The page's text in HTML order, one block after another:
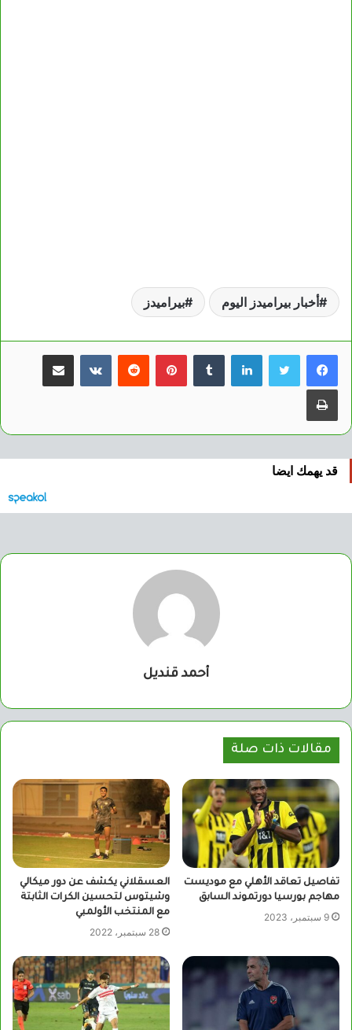
أخبار بيراميدز اليوم بيراميدز
لينكدإن بينتيريست مشاركة عبر البريد
طباعة
قد يهمك ايضا
أحمد قنديل
مقالات ذات صلة
تفاصيل تعاقد الأهلي مع موديست
مهاجم بورسيا دورتموند السابق
9 سبتمبر، 2023
العسقلاني يكشف عن دور ميكالي
وشيتوس لتحسين الكرات الثابتة
مع المنتخب الأولمبي
28 سبتمبر، 2022